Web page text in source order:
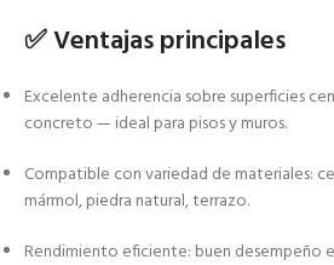
✅ Ventajas principales
Excelente adherencia sobre superficies
concreto — ideal para pisos y muros.
Compatible con variedad de materiales:
mármol, piedra natural, terrazo.
Rendimiento eficiente: buen desempeño